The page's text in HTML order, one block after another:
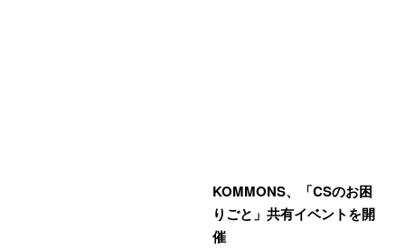
KOMMONS、「CSのお困
りごと」共有イベントを開
催